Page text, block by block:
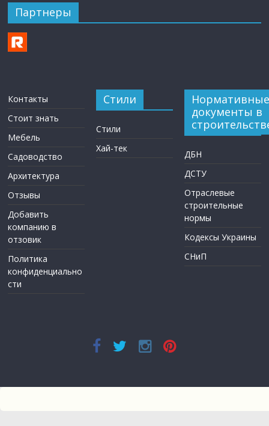
Партнеры
Контакты
Стоит знать
Мебель
Садоводство
Архитектура
Отзывы
Добавить
компанию в
отзовик
Политика
конфиденциально
сти
Стили
Стили
Хай-тек
Нормативные
документы в
ДБН
ДСТУ
Отраслевые
строительные
нормы
Кодексы Украины
СНиП